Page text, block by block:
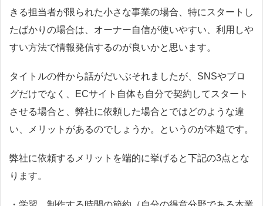
きる担当者が限られた小さな事業の場合、特にスタートし
たばかりの場合は、オーナー自信が使いやすい、利用しや
すい方法で情報発信するのが良いかと思います。
タイトルの件から話がだいぶそれましたが、SNSやブロ
グだけでなく、ECサイト自体も自分で契約してスタート
させる場合と、弊社に依頼した場合とではどのような違
い、メリットがあるのでしょうか。というのが本題です。
弊社に依頼するメリットを端的に挙げると下記の3点とな
ります。